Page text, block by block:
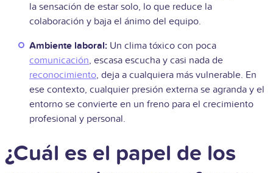
la sensación de estar solo, lo que reduce la
colaboración y baja el ánimo del equipo.
Ambiente laboral: Un clima tóxico con poca
comunicación, escasa escucha y casi nada de
reconocimiento, deja a cualquiera más vulnerable. En
ese contexto, cualquier presión externa se agranda y el
entorno se convierte en un freno para el crecimiento
profesional y personal.
¿Cuál es el papel de los